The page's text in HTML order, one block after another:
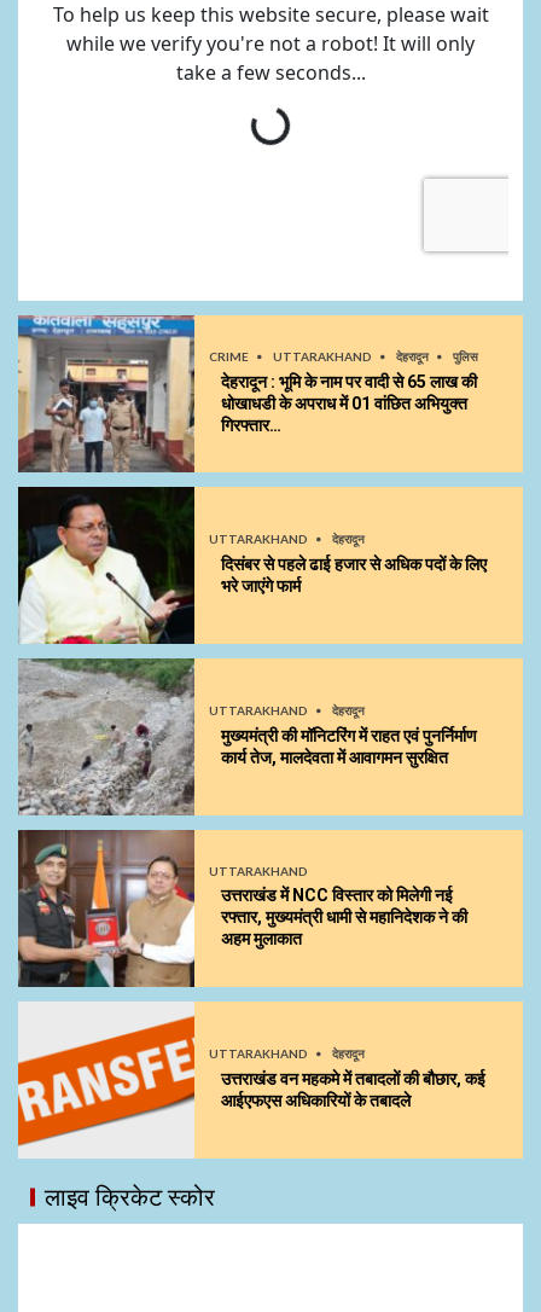
CRIME UTTARAKHAND देहरादून पुलिस
देहरादून : भूमि के नाम पर वादी से 65 लाख की
धोखाधडी के अपराध में 01 वांछित अभियुक्त
गिरफ्तार…
UTTARAKHAND देहरादून
दिसंबर से पहले ढाई हजार से अधिक पदों के लिए
भरे जाएंगे फार्म
UTTARAKHAND देहरादून
मुख्यमंत्री की मॉनिटरिंग में राहत एवं पुनर्निर्माण
कार्य तेज, मालदेवता में आवागमन सुरक्षित
UTTARAKHAND
उत्तराखंड में NCC विस्तार को मिलेगी नई
रफ्तार, मुख्यमंत्री धामी से महानिदेशक ने की
अहम मुलाकात
UTTARAKHAND देहरादून
उत्तराखंड वन महकमे में तबादलों की बौछार, कई
आईएफएस अधिकारियों के तबादले
लाइव क्रिकेट स्कोर